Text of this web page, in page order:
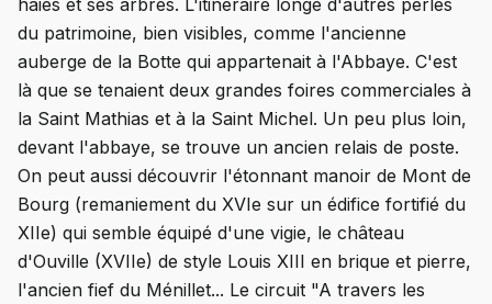
haies et ses arbres. L'itinéraire longe d'autres perles
du patrimoine, bien visibles, comme l'ancienne
auberge de la Botte qui appartenait à l'Abbaye. C'est
là que se tenaient deux grandes foires commerciales à
la Saint Mathias et à la Saint Michel. Un peu plus loin,
devant l'abbaye, se trouve un ancien relais de poste.
On peut aussi découvrir l'étonnant manoir de Mont de
Bourg (remaniement du XVIe sur un édifice fortifié du
XIIe) qui semble équipé d'une vigie, le château
d'Ouville (XVIIe) de style Louis XIII en brique et pierre,
l'ancien fief du Ménillet... Le circuit "A travers les